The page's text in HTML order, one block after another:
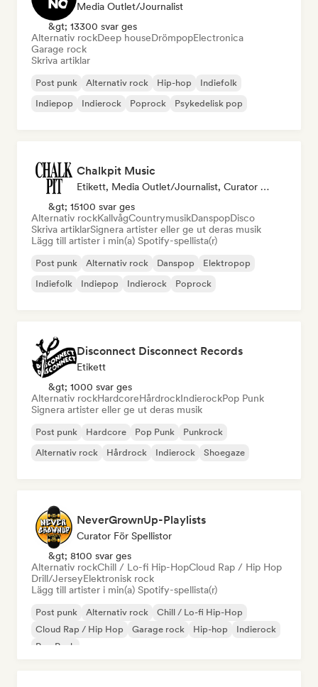
Media Outlet/Journalist
&gt; 13300 svar ges
Alternativ rockDeep houseDrömpopElectronica
Garage rock
Skriva artiklar
Post punk Alternativ rock Hip-hop
Indiefolk
Indiepop
Indierock Poprock Psykedelisk pop
Chalkpit Music
Etikett, Media Outlet/Journalist, Curator För Spellistor
&gt; 15100 svar ges
Alternativ rockKallvågCountrymusikDanspopDisco
Skriva artiklarSignera artister eller ge ut deras musik
Lägg till artister i min(a) Spotify-spellista(r)
Post punk Alternativ rock Danspop
Elektropop
Indiefolk
Indiepop Indierock Poprock
Disconnect Disconnect Records
Etikett
&gt; 1000 svar ges
Alternativ rockHardcoreHårdrockIndierockPop Punk
Signera artister eller ge ut deras musik
Post punk Hardcore Pop Punk
Punkrock
Alternativ rock
Hårdrock Indierock Shoegaze
NeverGrownUp-Playlists
Curator För Spellistor
&gt; 8100 svar ges
Alternativ rockChill / Lo-fi Hip-HopCloud Rap / Hip Hop
Drill/JerseyElektronisk rock
Lägg till artister i min(a) Spotify-spellista(r)
Post punk Alternativ rock
Chill / Lo-fi Hip-Hop
Cloud Rap / Hip Hop
Garage rock Hip-hop
Indierock
Pop Punk